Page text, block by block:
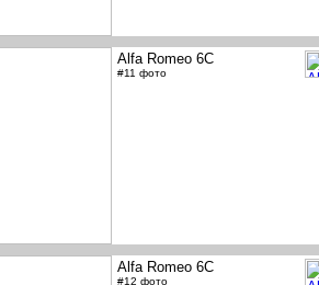
Alfa Romeo 6C
#11 фото
Alfa Romeo 6C
#12 фото